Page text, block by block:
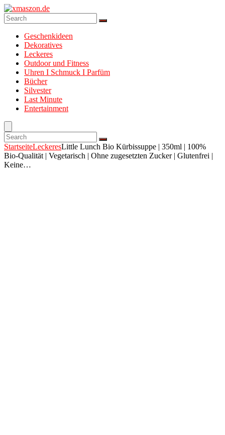
Geschenkideen
Dekoratives
Leckeres
Outdoor und Fitness
Uhren I Schmuck I Parfüm
Bücher
Silvester
Last Minute
Entertainment
StartseiteLeckeresLittle Lunch Bio Kürbissuppe | 350ml | 100%
Bio-Qualität | Vegetarisch | Ohne zugesetzten Zucker | Glutenfrei |
Keine…